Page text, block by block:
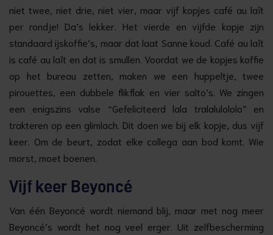
niet twee, niet drie, niet vier, maar vijf kopjes café au laît
per rondje! Da’s lekker. Het vierde en vijfde kopje zijn
standaard ijskoffie’s, maar dat laat Sanne koud. Café au laît
is café au laît en dat is smullen. Voordat we de kopjes koffie
op het bureau zetten, maken we een huppeltje, twee
pirouettes, een dubbele flikflak en vier salto’s. We zingen
een enigszins valse “Gefeliciteerd lala tralalulololo” en
trakteren op een glimlach. Dit doen we bij elk kopje, dus vijf
keer. Om de beurt, zodat elke collega aan bod komt. Wie
morst, moet boenen.
Vijf keer Beyoncé
Van één Beyoncé wordt niemand blij, maar met nog meer
Beyoncé’s wordt het nog veel erger. Uit zelfbescherming